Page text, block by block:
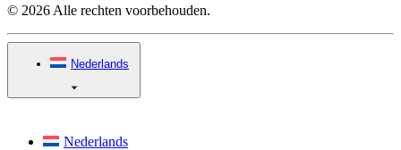
© 2026 Alle rechten voorbehouden.
Nederlands
Nederlands